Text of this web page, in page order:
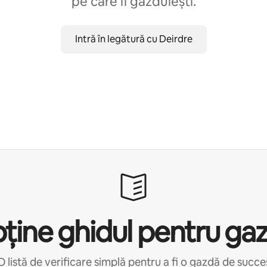
Intră în legătură cu Deirdre
ghidul pentru
listă de verificare simplă pentru a fi o gazdă de